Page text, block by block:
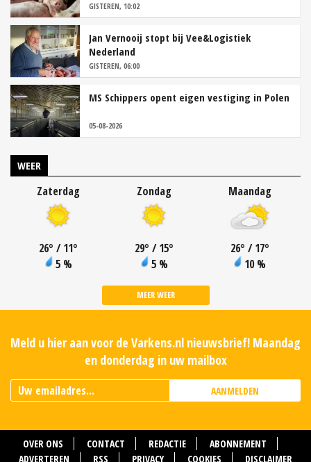
GISTEREN, 10:02
Jan Vernooij stopt bij Vee&Logistiek
Nederland
GISTEREN, 06:00
MS Schippers opent eigen vestiging in Polen
05-08-2026
WEER
Zaterdag
26° / 11°
5 %
Zondag
29° / 15°
5 %
Maandag
26° / 17°
10 %
MEER WEER
Meld u hier aan voor de Varkens.nl nieuwsbrief! Maandag
en donderdag in uw mailbox
AANMELDEN
OVER ONS CONTACT REDACTIE
ABONNEMENT
ADVERTEREN
RSS PRIVACY COOKIES DISCLAIMER